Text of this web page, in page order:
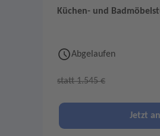
Küchen- und
Abgelaufen
statt 1.545 €
Jetzt